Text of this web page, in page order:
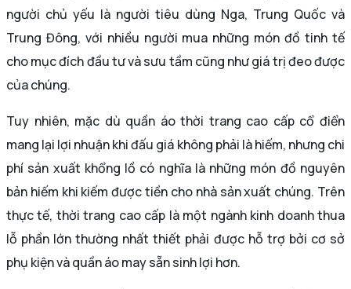
người chủ yếu là người tiêu dùng Nga, Trung Quốc và
Trung Đông, với nhiều người mua những món đồ tinh tế
cho mục đích đầu tư và sưu tầm cũng như giá trị đeo được
của chúng.
​Tuy nhiên, mặc dù quần áo thời trang cao cấp cổ điển
mang lại lợi nhuận khi đấu giá không phải là hiếm, nhưng chi
phí sản xuất khổng lồ có nghĩa là những món đồ nguyên
bản hiếm khi kiếm được tiền cho nhà sản xuất chúng. Trên
thực tế, thời trang cao cấp là một ngành kinh doanh thua
lỗ phần lớn thường nhất thiết phải được hỗ trợ bởi cơ sở
phụ kiện và quần áo may sẵn sinh lợi hơn.